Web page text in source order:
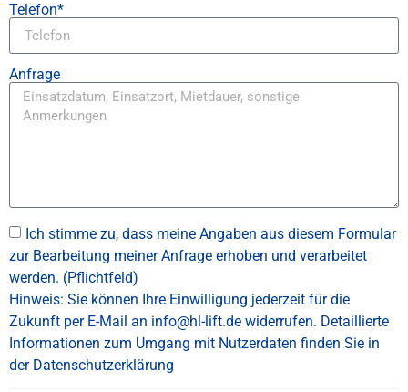
Telefon*
Anfrage
Ich stimme zu, dass meine Angaben aus diesem Formular
zur Bearbeitung meiner Anfrage erhoben und verarbeitet
werden. (Pflichtfeld)
Hinweis: Sie können Ihre Einwilligung jederzeit für die
Zukunft per E-Mail an info@hl-lift.de widerrufen. Detaillierte
Informationen zum Umgang mit Nutzerdaten finden Sie in
der Datenschutzerklärung